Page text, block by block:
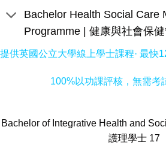
Bachelor Health Social Care
Programme | 健康與社會保
提供英國公立大學線上學士課程· 最快
100%以功課評核，無需考
Bachelor of Integrative Health and
護理學士 17